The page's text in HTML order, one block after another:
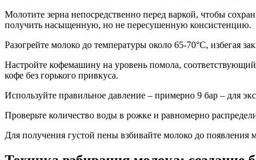
Молотите зерна непосредственно перед варкой, чтобы
получить насыщенную, но не пересушенную консистенцию.
Разогрейте молоко до температуры около 65-70°C, избегая
Настройте кофемашину на уровень помола,
кофе без горького привкуса.
Используйте правильное давление – примерно 9 бар – для
Проверьте количество воды в рожке и равномерно
Для получения густой пены взбивайте молоко до появления